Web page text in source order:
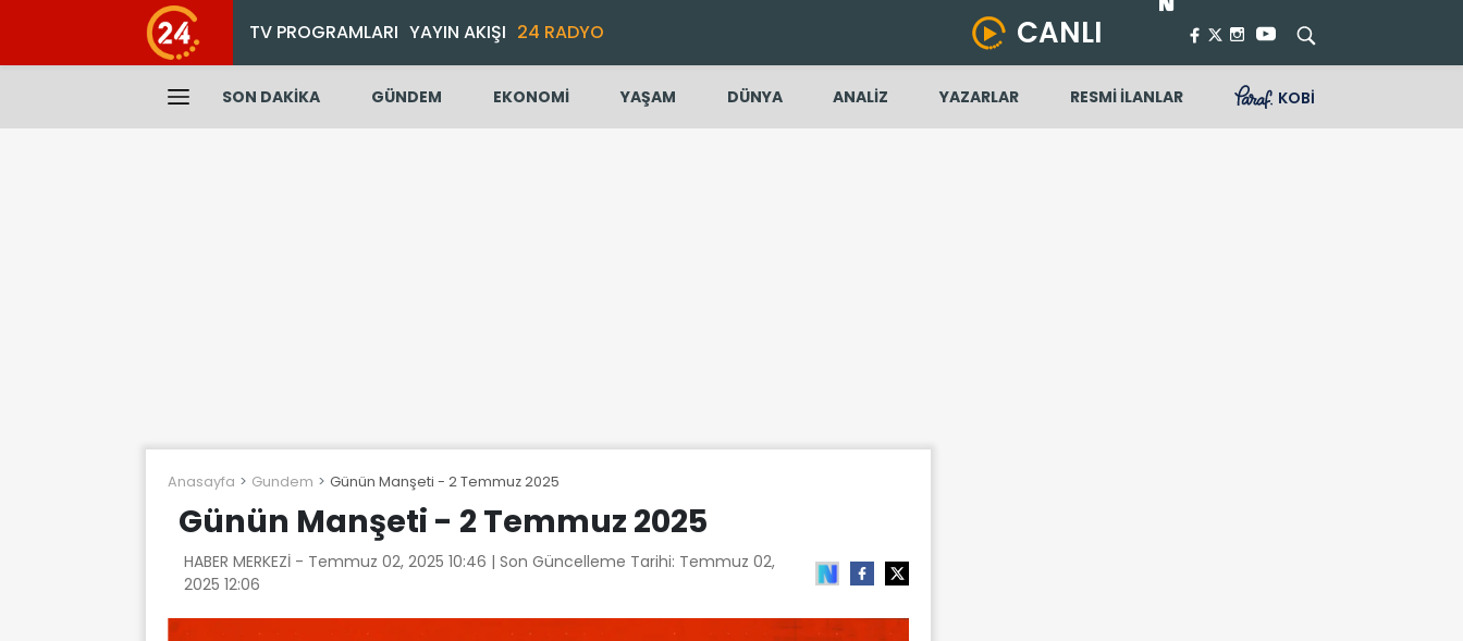
TV PROGRAMLARI YAYIN AKIŞI 24 RADYO CANLI
SON DAKİKA GÜNDEM EKONOMİ YAŞAM DÜNYA ANALİZ YAZARLAR RESMİ İLANLAR KOBİ
Anasayfa Gundem Günün Manşeti - 2 Temmuz 2025
Günün Manşeti - 2 Temmuz 2025
HABER MERKEZİ - Temmuz 02, 2025 10:46 | Son Güncelleme Tarihi: Temmuz 02,
2025 12:06